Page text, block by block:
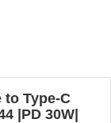
to Type-C
|PD 30W|